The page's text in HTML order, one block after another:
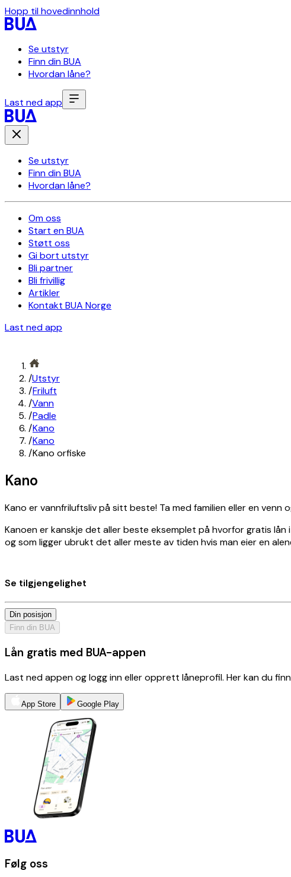
Hopp til hovedinnhold
Se utstyr
Finn din BUA
Hvordan låne?
Last ned app
Se utstyr
Finn din BUA
Hvordan låne?
Om oss
Start en BUA
Støtt oss
Gi bort utstyr
Bli partner
Bli frivillig
Artikler
Kontakt BUA Norge
Last ned app
/Utstyr
/Friluft
/Vann
/Padle
/Kano
/Kano
/Kano orfiske
Kano
Kano er vannfriluftsliv på sitt beste! Ta med familien eller en
Kanoen er kanskje det aller beste eksemplet på hvorfor gratis
og som ligger ubrukt det aller meste av tiden hvis man eier en
Se tilgjengelighet
Din posisjon
Finn din BUA
Lån gratis med BUA-appen
Last ned appen og logg inn eller opprett låneprofil. Her kan du
App Store Google Play
Følg oss